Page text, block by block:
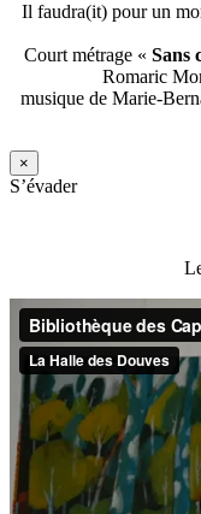
Il faudra(it) pour un
Court métrage « Sans
Romaric
musique de Marie-
×
S’évader